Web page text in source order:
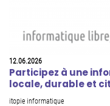
12.06.2026
Participez à une
locale, durable et
itopie informatique